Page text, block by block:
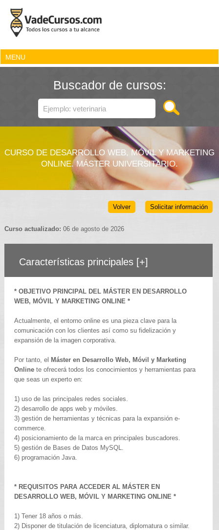
MENU
Buscador de cursos:
CURSO DE DESARROLLO WEB, MÓVIL Y MARKETING
ONLINE. MÁSTER UNIVERSITARIO.
Solicitar información
Volver
Curso actualizado: 06 de agosto de 2026
Características principales [+]
* OBJETIVO PRINCIPAL DEL MÁSTER EN DESARROLLO
WEB, MÓVIL Y MARKETING ONLINE *
Actualmente, el entorno online es una pieza clave para la
comunicación con los clientes así como su fidelización y
expansión de la imagen corporativa.
Por tanto, el Máster en Desarrollo Web, Móvil y Marketing
Onlinete ofrecerá todos los conocimientos y herramientas para
que seas un experto en:
1) uso de las principales redes sociales.
2) desarrollo de apps web y móviles.
3) gestión de herramientas y técnicas para la expansión e-
commerce.
4) posicionamiento de la marca en principales buscadores.
5) gestión de Bases de Datos MySQL.
6) programación Java.
* REQUISITOS PARA ACCEDER AL MÁSTER EN
DESARROLLO WEB, MÓVIL Y MARKETING ONLINE *
1) Tener 18 años o más.
2) Disponer de titulación de licenciatura, diplomatura o similar.